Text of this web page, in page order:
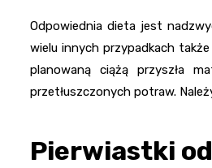
Odpowiednia dieta jest
wielu innych przypadkach
planowaną ciążą przyszła
przetłuszczonych potraw.
Pierwiastki